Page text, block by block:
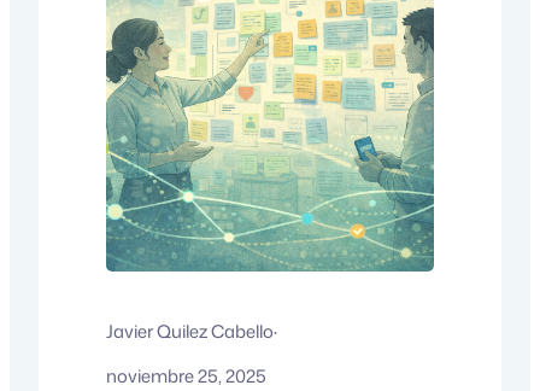
Javier Quilez Cabello·
noviembre 25, 2025